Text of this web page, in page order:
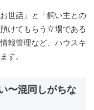
世話」と「飼い主との
けてもらう立場である
報管理など、ハウスキ
す。
〜混同しがちな